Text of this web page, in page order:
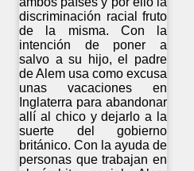
discriminación racial fruto
de la misma. Con la
intención de poner a
salvo a su hijo, el padre
de Alem usa como excusa
unas vacaciones en
Inglaterra para abandonar
allí al chico y dejarlo a la
suerte del gobierno
británico. Con la ayuda de
personas que trabajan en